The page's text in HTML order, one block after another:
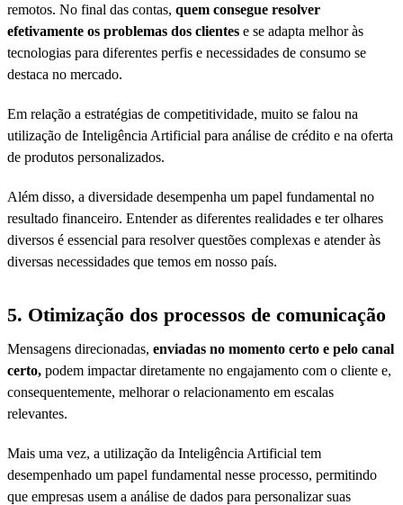
remotos. No final das contas, quem consegue resolver
efetivamente os problemas dos clientes e se adapta melhor às
tecnologias para diferentes perfis e necessidades de consumo se
destaca no mercado.
Em relação a estratégias de competitividade, muito se falou na
utilização de Inteligência Artificial para análise de crédito e na oferta
de produtos personalizados.
Além disso, a diversidade desempenha um papel fundamental no
resultado financeiro. Entender as diferentes realidades e ter olhares
diversos é essencial para resolver questões complexas e atender às
diversas necessidades que temos em nosso país.
5. Otimização dos processos de comunicação
Mensagens direcionadas, enviadas no momento certo e pelo canal
certo, podem impactar diretamente no engajamento com o cliente e,
consequentemente, melhorar o relacionamento em escalas
relevantes.
Mais uma vez, a utilização da Inteligência Artificial tem
desempenhado um papel fundamental nesse processo, permitindo
que empresas usem a análise de dados para personalizar suas